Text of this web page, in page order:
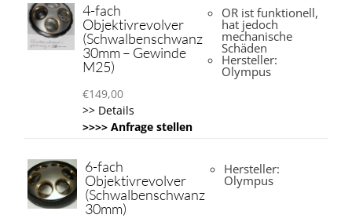
4-fach
Objektivrevolver
(Schwalbenschwanz
30mm – Gewinde
M25)
€149,00
>> Details
>>>> Anfrage stellen
OR ist funktionell,
hat jedoch
mechanische
Schäden
Hersteller:
Olympus
6-fach
Objektivrevolver
(Schwalbenschwanz
30mm)
Hersteller:
Olympus